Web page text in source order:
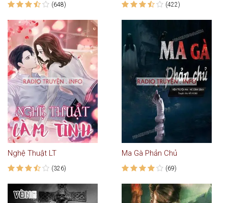
(648) (422)
Nghệ Thuật LT
(326)
Ma Gà Phản Chủ
(69)